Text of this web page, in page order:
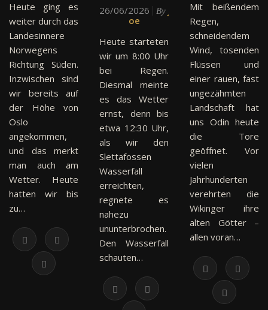
Heute ging es
weiter durch das
Landesinnere
Norwegens
Richtung Süden.
Inzwischen sind
wir bereits auf
der Höhe von
Oslo
angekommen,
und das merkt
man auch am
Wetter. Heute
hatten wir bis
zu…
26/06/2026 By
oe
Heute starteten
wir um 8:00 Uhr
bei Regen.
Diesmal meinte
es das Wetter
ernst, denn bis
etwa 12:30 Uhr,
als wir den
Slettafossen
Wasserfall
erreichten,
regnete es
nahezu
ununterbrochen.
Den Wasserfall
schauten…
Mit beißendem
Regen,
schneidendem
Wind, tosenden
Flüssen und
einer rauen, fast
ungezähmten
Landschaft hat
uns Odin heute
die Tore
geöffnet. Vor
vielen
Jahrhunderten
verehrten die
Wikinger ihre
alten Götter –
allen voran…